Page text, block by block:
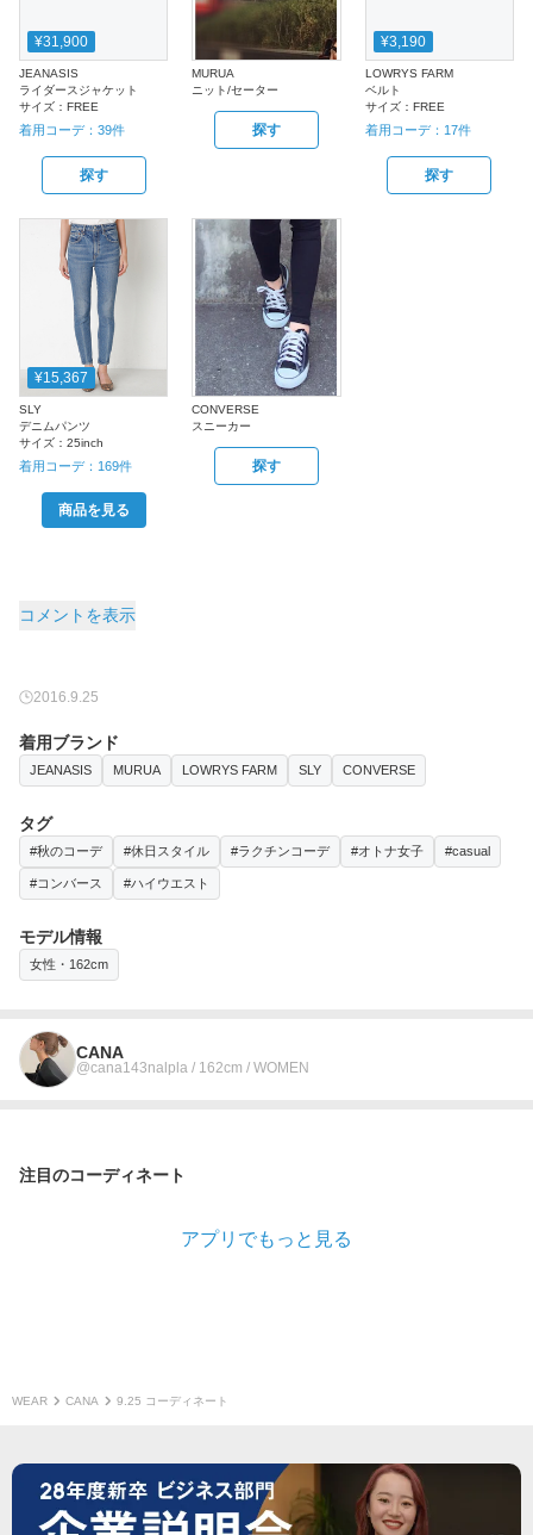
¥31,900
JEANASIS
ライダースジャケット
サイズ： FREE
着用コーデ： 39件
探す
MURUA
ニット/セーター
探す
¥3,190
LOWRYS FARM
ベルト
サイズ： FREE
着用コーデ： 17件
探す
¥15,367
SLY
デニムパンツ
サイズ： 25inch
着用コーデ： 169件
商品を見る
CONVERSE
スニーカー
探す
コメントを表示
2016.9.25
着用ブランド
JEANASIS MURUA LOWRYS FARM SLY CONVERSE
タグ
#秋のコーデ #休日スタイル #ラクチンコーデ #オトナ女子 #casual
#コンバース #ハイウエスト
モデル情報
女性・162cm
CANA
@cana143nalpla / 162cm / WOMEN
注目のコーディネート
アプリでもっと見る
WEAR CANA 9.25 コーディネート